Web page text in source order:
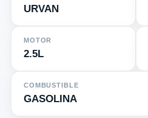
URVAN
MOTOR
2.5L
COMBUSTIBLE
GASOLINA